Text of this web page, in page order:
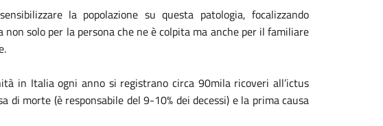
la popolazione su questa patologia, focalizzando
non solo per la persona che ne è colpita ma anche per il familiare
in Italia ogni anno si registrano circa 90mila ricoveri all’ictus
di morte (è responsabile del 9-10% dei decessi) e la prima causa